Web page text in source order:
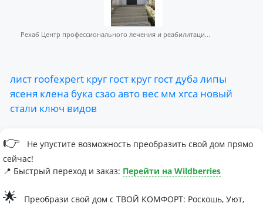
Рехаб Центр профессионального лечения и реабилитаци...
лист roofexpert круг гост круг гостдуба липы
ясеня клена бука сзаоавто вес мм хгса новый
стали ключ видов
👉
Не упустите возможность преобразить свой дом прямо
сейчас!
📍 Быстрый переход и заказ: Перейти на Wildberries
🌟
Преобрази свой дом с ТВОЙ КОМФОРТ: Роскошь, Уют,